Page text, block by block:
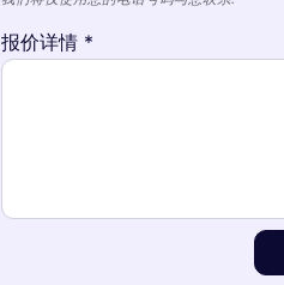
报价详情 *